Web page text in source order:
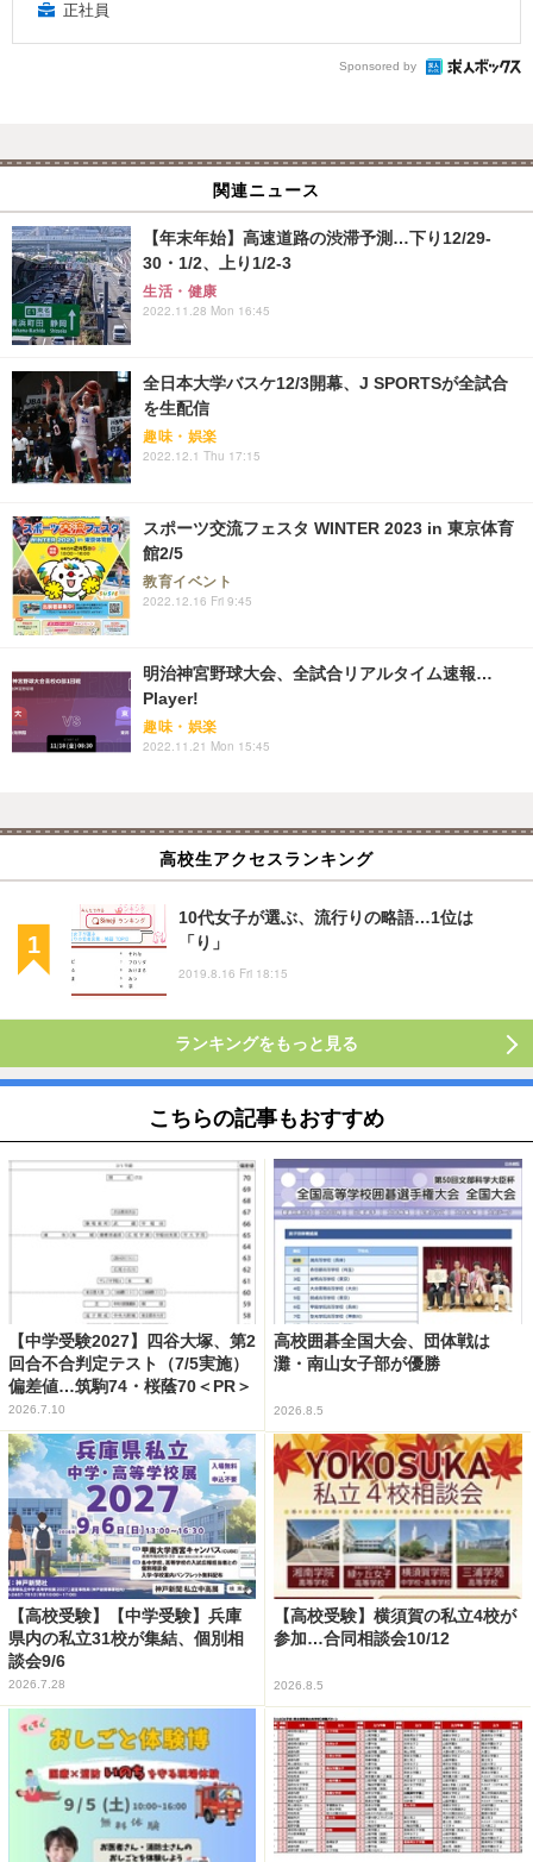
正社員
Sponsored by
関連ニュース
【年末年始】高速道路の渋滞予測…下り12/29-
30・1/2、上り1/2-3
生活・健康
2022.11.28 Mon 16:45
全日本大学バスケ12/3開幕、J SPORTSが全試合
を生配信
趣味・娯楽
2022.12.1 Thu 17:15
スポーツ交流フェスタ WINTER 2023 in 東京体育
館2/5
教育イベント
2022.12.16 Fri 9:45
明治神宮野球大会、全試合リアルタイム速報…
Player!
趣味・娯楽
2022.11.21 Mon 15:45
高校生アクセスランキング
10代女子が選ぶ、流行りの略語…1位は
「り」
2019.8.16 Fri 18:15
ランキングをもっと見る
こちらの記事もおすすめ
【中学受験2027】四谷大塚、第2
回合不合判定テスト（7/5実施）
偏差値…筑駒74・桜蔭70＜PR＞
2026.7.10
高校囲碁全国大会、団体戦は
灘・南山女子部が優勝
2026.8.5
【高校受験】【中学受験】兵庫
県内の私立31校が集結、個別相
談会9/6
2026.7.28
【高校受験】横須賀の私立4校が
参加…合同相談会10/12
2026.8.5